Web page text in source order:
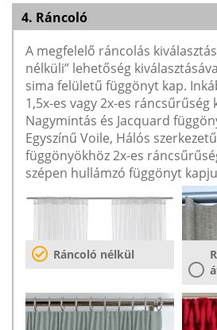
4. Ráncoló
A megfelelő ráncolás
nélküli” lehetőség
sima felületű függönyt kap.
1,5x-es vagy 2x-es ráncsűrűség
Nagymintás és Jacquard
Egyszínű Voile, Hálós
függönyökhöz 2x-es
szépen hullámzó függönyt
Ráncoló nélkül